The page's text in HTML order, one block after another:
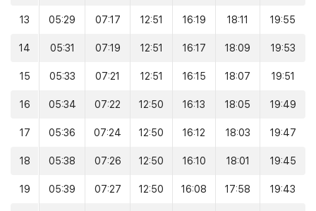
13 05:29 07:17 12:51 16:19 18:11 19:55
14 05:31 07:19 12:51 16:17 18:09 19:53
15 05:33 07:21 12:51 16:15 18:07 19:51
16 05:34 07:22 12:50 16:13 18:05 19:49
17 05:36 07:24 12:50 16:12 18:03 19:47
18 05:38 07:26 12:50 16:10 18:01 19:45
19 05:39 07:27 12:50 16:08 17:58 19:43